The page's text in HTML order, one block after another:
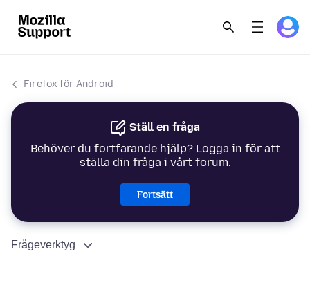
Firefox för Android
Ställ en fråga
Behöver du fortfarande hjälp? Logga in för att
ställa din fråga i vårt forum.
Fortsätt
Frågeverktyg